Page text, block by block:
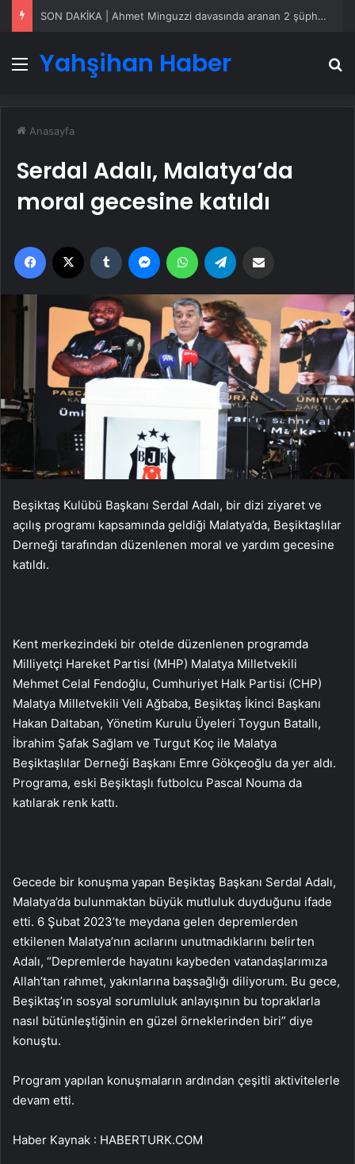
SON DAKİKA | Ahmet Minguzzi davasında aranan 2 şüpheli yakalandı!
Menü
Yahşihan Haber
Anasayfa
Serdal Adalı, Malatya’da
moral gecesine katıldı
Facebook Tumblr MessengerWhatsApp
Beşiktaş Kulübü Başkanı Serdal Adalı, bir dizi ziyaret ve
açılış programı kapsamında geldiği Malatya’da, Beşiktaşlılar
Derneği tarafından düzenlenen moral ve yardım gecesine
katıldı.
Kent merkezindeki bir otelde düzenlenen programda
Milliyetçi Hareket Partisi (MHP) Malatya Milletvekili
Mehmet Celal Fendoğlu, Cumhuriyet Halk Partisi (CHP)
Malatya Milletvekili Veli Ağbaba, Beşiktaş İkinci Başkanı
Hakan Daltaban, Yönetim Kurulu Üyeleri Toygun Batallı,
İbrahim Şafak Sağlam ve Turgut Koç ile Malatya
Beşiktaşlılar Derneği Başkanı Emre Gökçeoğlu da yer aldı.
Programa, eski Beşiktaşlı futbolcu Pascal Nouma da
katılarak renk kattı.
Gecede bir konuşma yapan Beşiktaş Başkanı Serdal Adalı,
Malatya’da bulunmaktan büyük mutluluk duyduğunu ifade
etti. 6 Şubat 2023’te meydana gelen depremlerden
etkilenen Malatya’nın acılarını unutmadıklarını belirten
Adalı, “Depremlerde hayatını kaybeden vatandaşlarımıza
Allah’tan rahmet, yakınlarına başsağlığı diliyorum. Bu gece,
Beşiktaş’ın sosyal sorumluluk anlayışının bu topraklarla
nasıl bütünleştiğinin en güzel örneklerinden biri” diye
konuştu.
Program yapılan konuşmaların ardından çeşitli aktivitelerle
devam etti.
Haber Kaynak : HABERTURK.COM